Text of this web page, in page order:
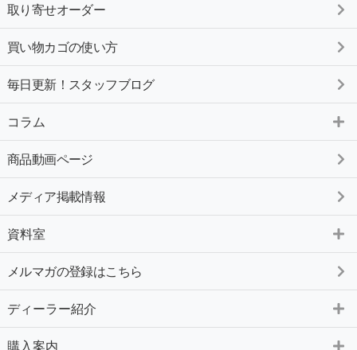
取り寄せオーダー
買い物カゴの使い方
毎日更新！スタッフブログ
コラム
商品動画ページ
メディア掲載情報
資料室
メルマガの登録はこちら
ディーラー紹介
購入案内